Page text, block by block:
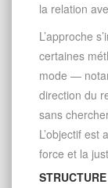
la relation
L’approche
certaines
mode —
direction du
sans
L’objectif
force et la